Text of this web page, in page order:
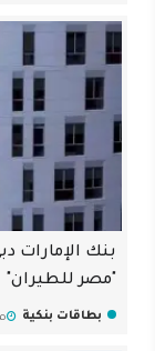
"مصر للطيران"
بطاقات بنكية